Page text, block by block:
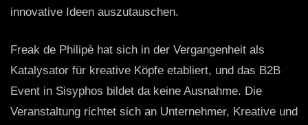
innovative Ideen auszutauschen.
Freak de Philipè hat sich in der Vergangenheit als
Katalysator für kreative Köpfe etabliert, und das B2B
Event in Sisyphos bildet da keine Ausnahme. Die
Veranstaltung richtet sich an Unternehmer, Kreative und